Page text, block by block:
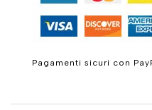
Pagamenti sicuri con